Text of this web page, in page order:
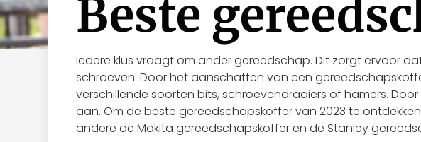
Beste
Iedere klus vraagt om ander gereedschap. Dit zorgt ervoor
schroeven. Door het aanschaffen van een
verschillende soorten bits, schroevendraaiers of hamers.
aan. Om de beste gereedschapskoffer van 2023 te
andere de Makita gereedschapskoffer en de Stanley